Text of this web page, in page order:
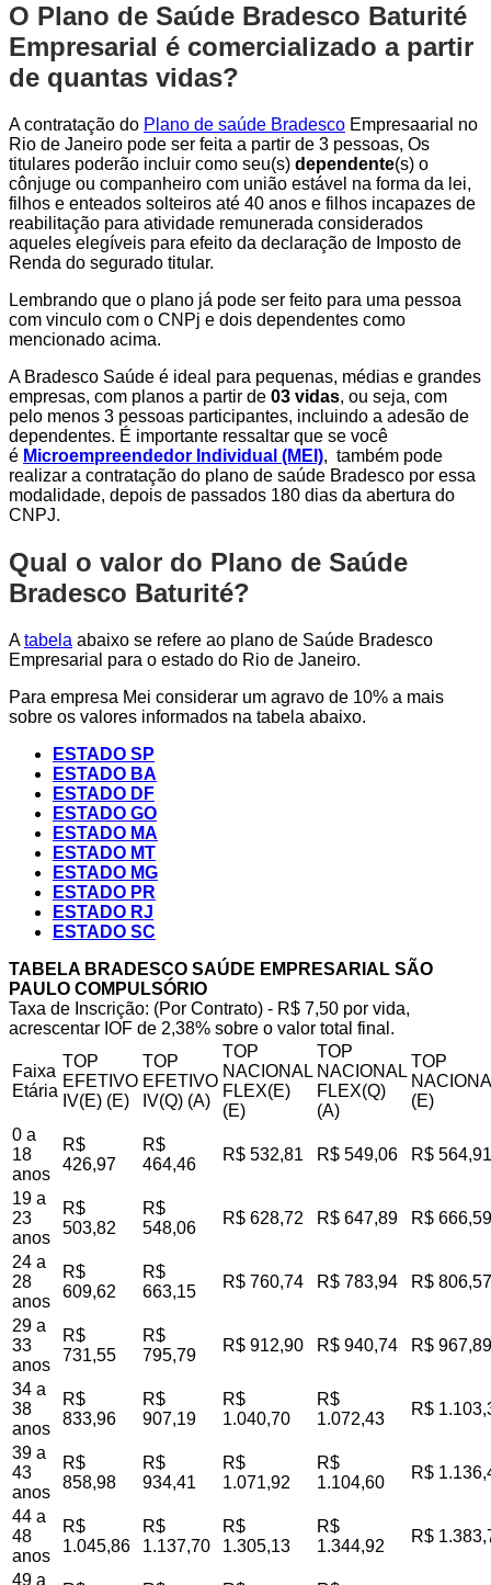
O Plano de Saúde Bradesco Baturité
Empresarial é comercializado a partir
de quantas vidas?
A contratação do Plano de saúde Bradesco Empresaarial no
Rio de Janeiro pode ser feita a partir de 3 pessoas, Os
titulares poderão incluir como seu(s) dependente(s) o
cônjuge ou companheiro com união estável na forma da lei,
filhos e enteados solteiros até 40 anos e filhos incapazes de
reabilitação para atividade remunerada considerados
aqueles elegíveis para efeito da declaração de Imposto de
Renda do segurado titular.
Lembrando que o plano já pode ser feito para uma pessoa
com vinculo com o CNPj e dois dependentes como
mencionado acima.
A Bradesco Saúde é ideal para pequenas, médias e grandes
empresas, com planos a partir de 03 vidas, ou seja, com
pelo menos 3 pessoas participantes, incluindo a adesão de
dependentes. É importante ressaltar que se você
é Microempreendedor Individual (MEI), também pode
realizar a contratação do plano de saúde Bradesco por essa
modalidade, depois de passados 180 dias da abertura do
CNPJ.
Qual o valor do Plano de Saúde
Bradesco Baturité?
Atabela abaixo se refere ao plano de Saúde Bradesco
Empresarial para o estado do Rio de Janeiro.
Para empresa Mei considerar um agravo de 10% a mais
sobre os valores informados na tabela abaixo.
ESTADO SP
ESTADO BA
ESTADO DF
ESTADO GO
ESTADO MA
ESTADO MT
ESTADO MG
ESTADO PR
ESTADO RJ
ESTADO SC
TABELA BRADESCO SAÚDE EMPRESARIAL SÃO
PAULO COMPULSÓRIO
Taxa de Inscrição: (Por Contrato) - R$ 7,50 por vida,
acrescentar IOF de 2,38% sobre o valor total final.
Faixa
Etária
TOP
EFETIVO
IV(E) (E)
TOP
EFETIVO
IV(Q) (A)
TOP
NACIONAL
FLEX(E)
(E)
TOP
NACIONAL
FLEX(Q)
(A)
TOP
(E)
0 a
18
anos
R$
426,97
R$
464,46
R$ 532,81 R$ 549,06 R$ 564,91
19 a
23
anos
R$
503,82
R$
548,06
R$ 628,72 R$ 647,89 R$ 666,59
24 a
28
anos
R$
609,62
R$
663,15
R$ 760,74 R$ 783,94 R$ 806,57
29 a
33
anos
R$
731,55
R$
795,79
R$ 912,90 R$ 940,74 R$ 967,89
34 a
38
anos
R$
833,96
R$
907,19
R$
1.040,70
R$
1.072,43
R$
39 a
43
anos
R$
858,98
R$
934,41
R$
1.071,92
R$
1.104,60
R$
44 a
48
anos
R$
1.045,86
R$
1.137,70
R$
1.305,13
R$
1.344,92
R$
49 a